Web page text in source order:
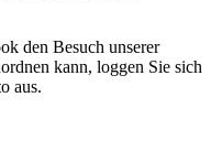
den Besuch unserer
kann, loggen Sie sich
aus.